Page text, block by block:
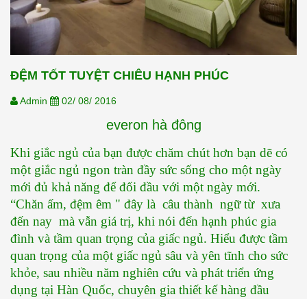
ĐỆM TỐT TUYỆT CHIÊU HẠNH PHÚC
Admin 02/ 08/ 2016
everon hà đông
Khi giắc ngủ của bạn được chăm chút hơn bạn dẽ có
một giắc ngủ ngon tràn đầy sức sống cho một ngày
mới đủ khả năng để đối đầu với một ngày mới.
“Chăn ấm, đệm êm " đây là  câu thành  ngữ từ  xưa
đến nay  mà vẫn giá trị, khi nói đến hạnh phúc gia
đình và tầm quan trọng của giấc ngủ. Hiểu được tầm
quan trọng của một giấc ngủ sâu và yên tĩnh cho sức
khỏe, sau nhiều năm nghiên cứu và phát triển ứng
dụng tại Hàn Quốc, chuyên gia thiết kế hàng đầu